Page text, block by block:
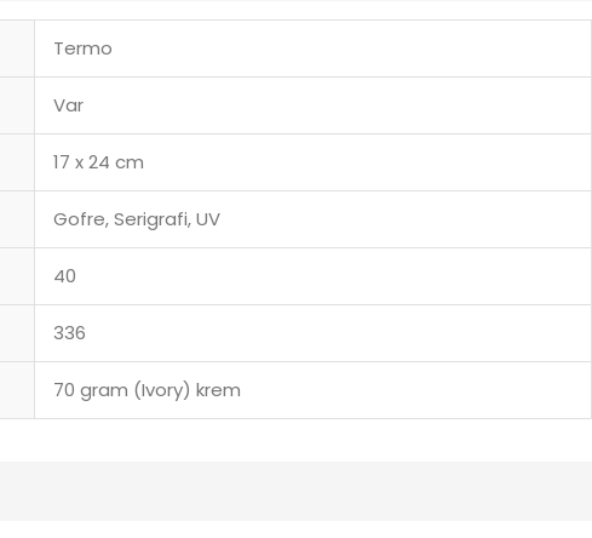
Termo
Var
17 x 24 cm
Gofre, Serigrafi, UV
40
336
70 gram (Ivory) krem